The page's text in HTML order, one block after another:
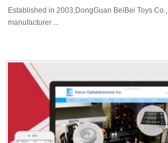
Established in 2003,DongGuan BeiBei Toys
manufacturer ...